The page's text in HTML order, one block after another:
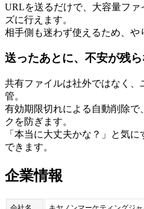
URLを送るだけで、大容量フ
ズに行えます。
相手側も迷わず使えるため、や
送ったあとに、不安が残
共有ファイルは社外ではなく、
管。
有効期限切れによる自動削除で
クを防ぎます。
「本当に大丈夫かな？」と気
できます。
企業情報